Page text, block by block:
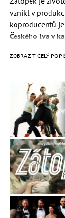
vznikl v
koproducentů je
Českého lva v
Premiéra:
Václav
Martha
Anna
Robert
James
Jiří Šimek
Milan
Peter
Štěpán
ZOBRAZIT CELÝ